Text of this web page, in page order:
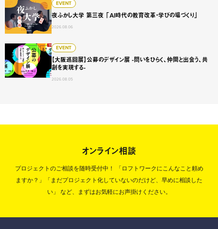
EVENT
夜ふかし大学 第三夜 「AI時代の教育改革・学びの場づくり」
2026.08.06
夜ふかし大学 第三夜 「AI時代の教育改革・学びの場づくり」
EVENT
【大阪巡回展】公募のデザイン展 -問いをひらく、仲間と出会う、共
創を実現する-
2026.08.05
【大阪巡回展】公募のデザイン展 -問いをひらく、仲間と出
オンライン相談
プロジェクトのご相談を随時受付中！
「ロフトワークにこんなこと頼め
ますか？」「まだプロジェクト化していないのだけど、早めに相談した
い」
など、まずはお気軽にお声掛けください。